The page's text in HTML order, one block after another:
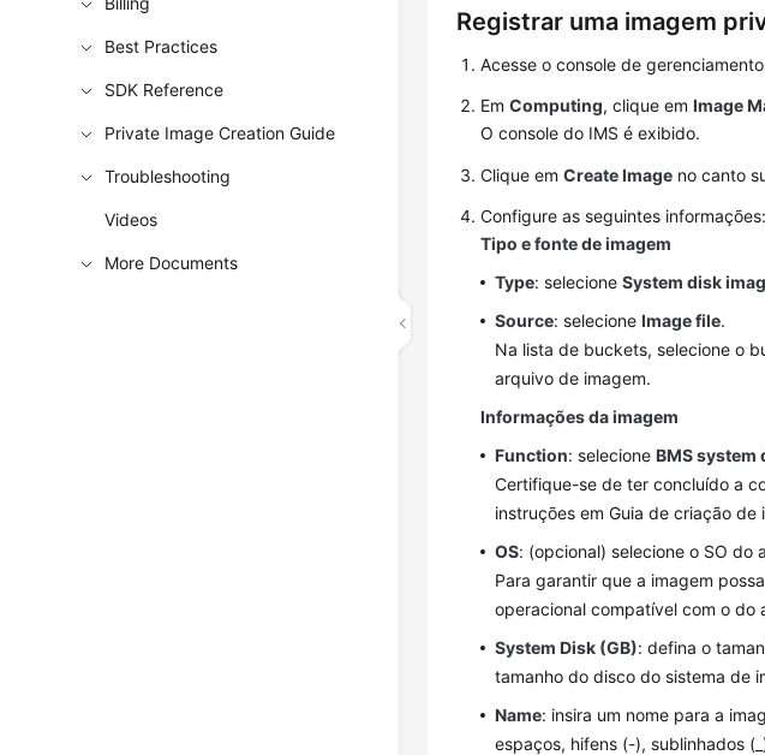
Best Practices
SDK Reference
Private Image Creation Guide
Troubleshooting
Videos
More Documents
Registrar uma imagem
Acesse o console de
EmComputing, clique emImage
O console do IMS é exibido.
Clique emCreate Image no canto
Configure as seguintes informações:
Tipo e fonte de imagem
Type: selecioneSystem disk
Source: selecioneImage file.
Na lista de buckets, selecione o
arquivo de imagem.
Informações da imagem
Function: selecioneBMS system
Certifique-se de ter concluído a
instruções emGuia de criação de
OS: (opcional) selecione o SO do
Para garantir que a imagem
operacional compatível com o do
System Disk (GB): defina o
tamanho do disco do sistema de
Name: insira um nome para a
espaços, hifens (-), sublinhados